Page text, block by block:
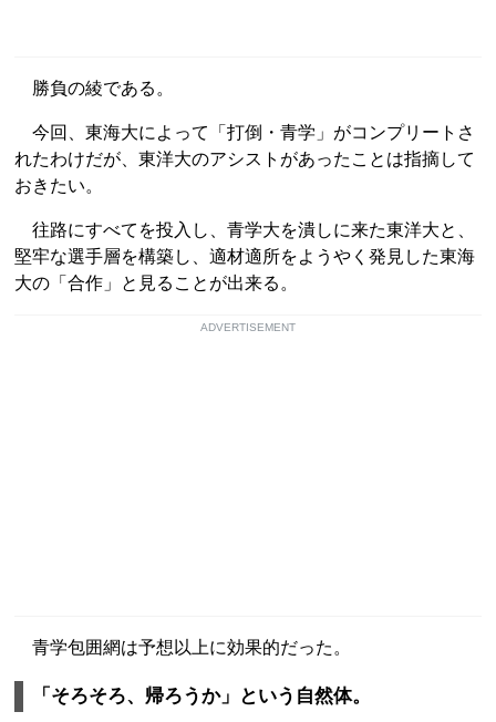
勝負の綾である。
今回、東海大によって「打倒・青学」がコンプリートさ
れたわけだが、東洋大のアシストがあったことは指摘して
おきたい。
往路にすべてを投入し、青学大を潰しに来た東洋大と、
堅牢な選手層を構築し、適材適所をようやく発見した東海
大の「合作」と見ることが出来る。
ADVERTISEMENT
青学包囲網は予想以上に効果的だった。
「そろそろ、帰ろうか」という自然体。